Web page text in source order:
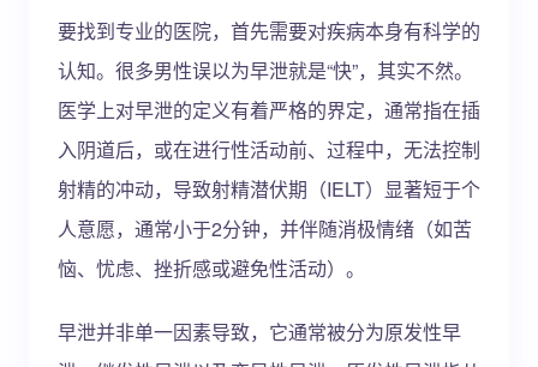
要找到专业的医院，首先需要对疾病本身有科学的
认知。很多男性误以为早泄就是“快”，其实不然。
医学上对早泄的定义有着严格的界定，通常指在插
入阴道后，或在进行性活动前、过程中，无法控制
射精的冲动，导致射精潜伏期（IELT）显著短于个
人意愿，通常小于2分钟，并伴随消极情绪（如苦
恼、忧虑、挫折感或避免性活动）。
早泄并非单一因素导致，它通常被分为原发性早